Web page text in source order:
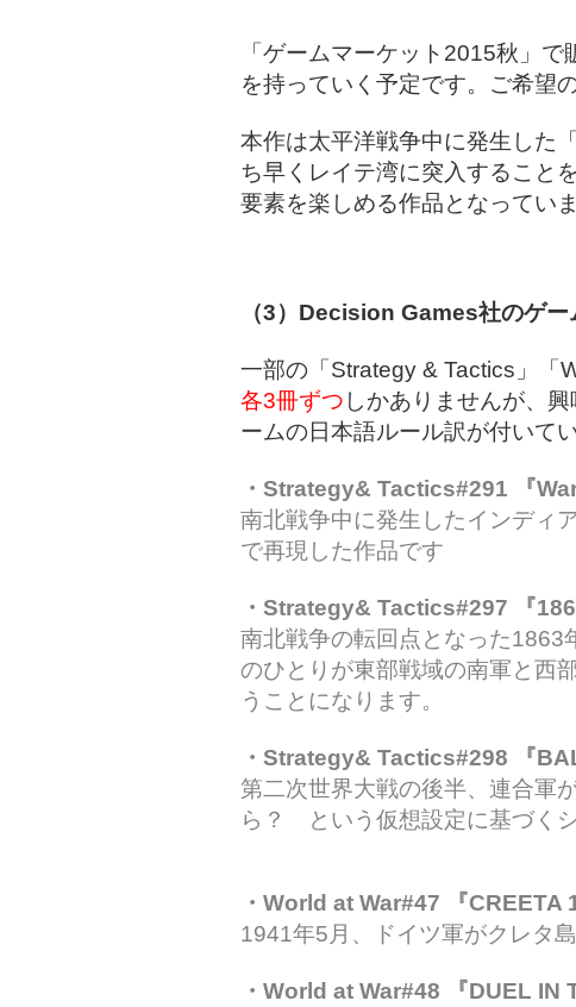
「ゲームマーケット2015秋」で
を持っていく予定です。ご希望
本作は太平洋戦争中に発生した
ち早くレイテ湾に突入すること
要素を楽しめる作品となっていま
（3）Decision Games社のゲー
一部の「Strategy & Tactics」「
各3冊ずつ しかありませんが、
ームの日本語ルール訳が付いてい
・Strategy& Tactics#291 『
南北戦争中に発生したインディ
で再現した作品です
・Strategy& Tactics#297 『
南北戦争の転回点となった1863
のひとりが東部戦域の南軍と西
うことになります。
・Strategy& Tactics#298 『
第二次世界大戦の後半、連合軍
ら？ という仮想設定に基づく
・World at War#47 『CREETA
1941年5月、ドイツ軍がクレタ
・World at War#48 『DUEL